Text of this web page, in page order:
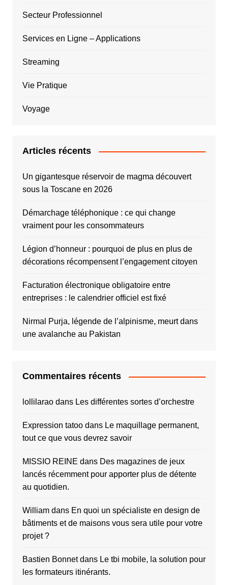
Secteur Professionnel
Services en Ligne – Applications
Streaming
Vie Pratique
Voyage
Articles récents
Un gigantesque réservoir de magma découvert
sous la Toscane en 2026
Démarchage téléphonique : ce qui change
vraiment pour les consommateurs
Légion d’honneur : pourquoi de plus en plus de
décorations récompensent l’engagement citoyen
Facturation électronique obligatoire entre
entreprises : le calendrier officiel est fixé
Nirmal Purja, légende de l’alpinisme, meurt dans
une avalanche au Pakistan
Commentaires récents
lollilaraodans Les différentes sortes d’orchestre
Expression tatoodans Le maquillage permanent,
tout ce que vous devrez savoir
MISSIO REINE dans Des magazines de jeux
lancés récemment pour apporter plus de détente
au quotidien.
Williamdans En quoi un spécialiste en design de
bâtiments et de maisons vous sera utile pour votre
projet ?
Bastien Bonnetdans Le tbi mobile, la solution pour
les formateurs itinérants.